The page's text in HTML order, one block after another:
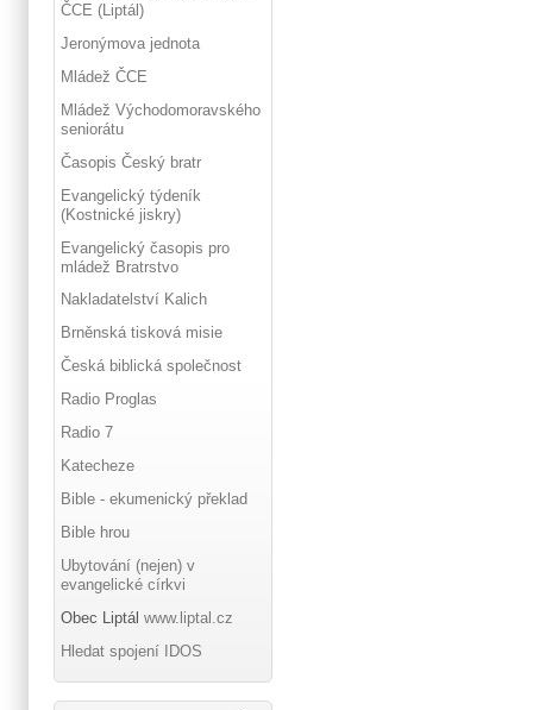
ČCE (Liptál)
Jeronýmova jednota
Mládež ČCE
Mládež Východomoravského
seniorátu
Časopis Český bratr
Evangelický týdeník
(Kostnické jiskry)
Evangelický časopis pro
mládež Bratrstvo
Nakladatelství Kalich
Brněnská tisková misie
Česká biblická společnost
Radio Proglas
Radio 7
Katecheze
Bible - ekumenický překlad
Bible hrou
Ubytování (nejen) v
evangelické církvi
Obec Liptál www.liptal.cz
Hledat spojení IDOS